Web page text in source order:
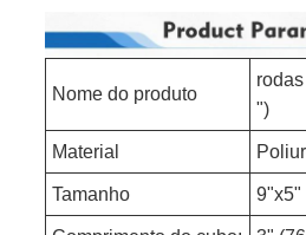
Nome do produto
")
Material
Tamanho 9"x5"